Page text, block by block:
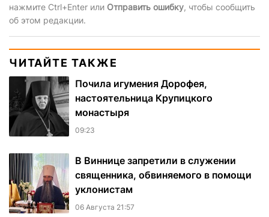
нажмите Ctrl+Enter или Отправить ошибку, чтобы сообщить
об этом редакции.
ЧИТАЙТЕ ТАКЖЕ
Почила игумения Дорофея,
настоятельница Крупицкого
монастыря
09:23
В Виннице запретили в служении
священника, обвиняемого в помощи
уклонистам
06 Августа 21:57